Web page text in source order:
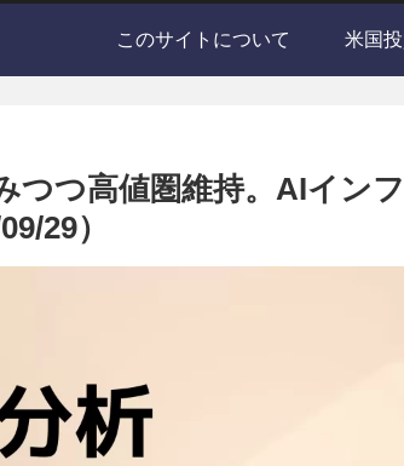
このサイトについて 米国
つつ高値圏維持。AIイン
29）